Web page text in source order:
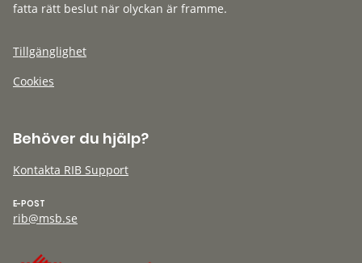
fatta rätt beslut när olyckan är framme.
Tillgänglighet
Cookies
Behöver du hjälp?
Kontakta RIB Support
E-POST
rib@msb.se